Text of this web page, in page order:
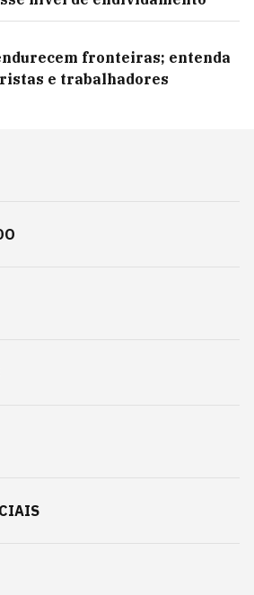
fronteiras; entenda
e trabalhadores